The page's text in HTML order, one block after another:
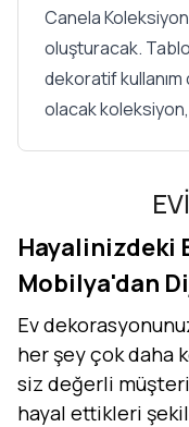
Canela
oluşturacak.
dekoratif
olacak
Hayalinizdeki
Mobilya'dan
Ev
her şey çok daha
siz değerli
hayal ettikleri